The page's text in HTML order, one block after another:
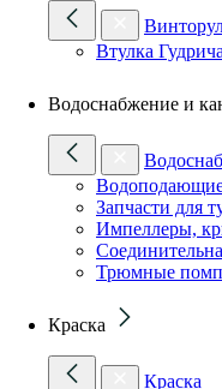
Втулка Гудрича
Водоснабжение и
Запчасти для
Импеллеры,
Трюмные
Краска
Краска